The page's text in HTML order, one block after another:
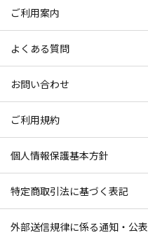
ご利用案内
よくある質問
お問い合わせ
ご利用規約
個人情報保護基本方針
特定商取引法に基づく表記
外部送信規律に係る通知・公表